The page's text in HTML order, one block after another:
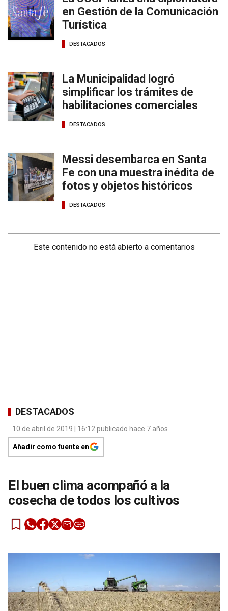
en Gestión de la Comunicación
Turística
DESTACADOS
La Municipalidad logró
simplificar los trámites de
habilitaciones comerciales
DESTACADOS
Messi desembarca en Santa
Fe con una muestra inédita de
fotos y objetos históricos
DESTACADOS
Este contenido no está abierto a comentarios
DESTACADOS
10 de abril de 2019 | 16:12 publicado hace 7 años
Añadir como fuente en
El buen clima acompañó a la
cosecha de todos los cultivos